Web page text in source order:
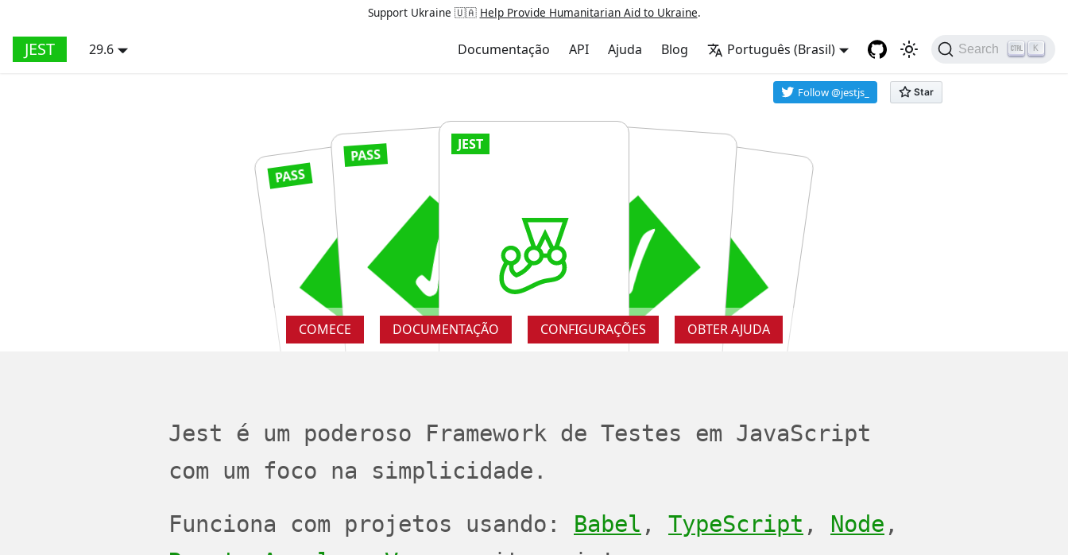
Support Ukraine 🇺🇦 Help Provide Humanitarian Aid to Ukraine.
JEST 29.6 Documentação API Ajuda Blog Português (Brasil) Search K
Follow @jestjs_
PASS
RUNS
RUNS
RUNS
RUNS
PASS
RUNS
RUNS RUNS
RUNS
JEST
RUNS
RUNSRUNS
RUNS
RUNSRUNS
RUNS
RUNS
RUNSRUNS
RUNS
COMECE DOCUMENTAÇÃO CONFIGURAÇÕES OBTER AJUDA
Jest é um poderoso Framework de Testes em JavaScript
com um foco na simplicidade.
Funciona com projetos usando: Babel , TypeScript , Node ,